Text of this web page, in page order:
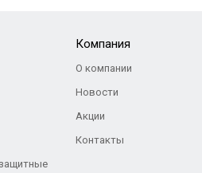
Компания
О компании
Новости
Акции
Контакты